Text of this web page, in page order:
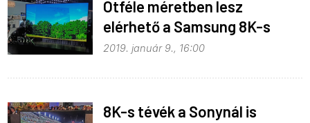
Ötféle méretben lesz
elérhető a Samsung 8K-s
tévéje
2019. január 9., 16:00
8K-s tévék a Sonynál is